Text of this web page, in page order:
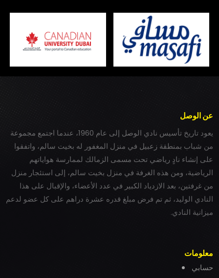
عن الوصل
يعود تاريخ تأسيس نادي الوصل إلى عام 1960، عندما اجتمع مجموعة
من شباب بمنطقة زعبيل في منزل المغفور له بخيت سالم، واتفقوا
على إنشاء نادٍ رياضي تحت مسمى الزمالك لممارسة هواياتهم
الرياضية، ومن هذه الغرفة في منزل بخيت سالم، إلى استئجار منزل
من غرفتين، بعد الازدياد الكبير في عدد الأعضاء، والإقبال على هذا
النادي الوليد، ثم تم فرض مبلغ قدره عشرة دراهم على كل عضو لدعم
ميزانية النادي.
معلومات
حسابي